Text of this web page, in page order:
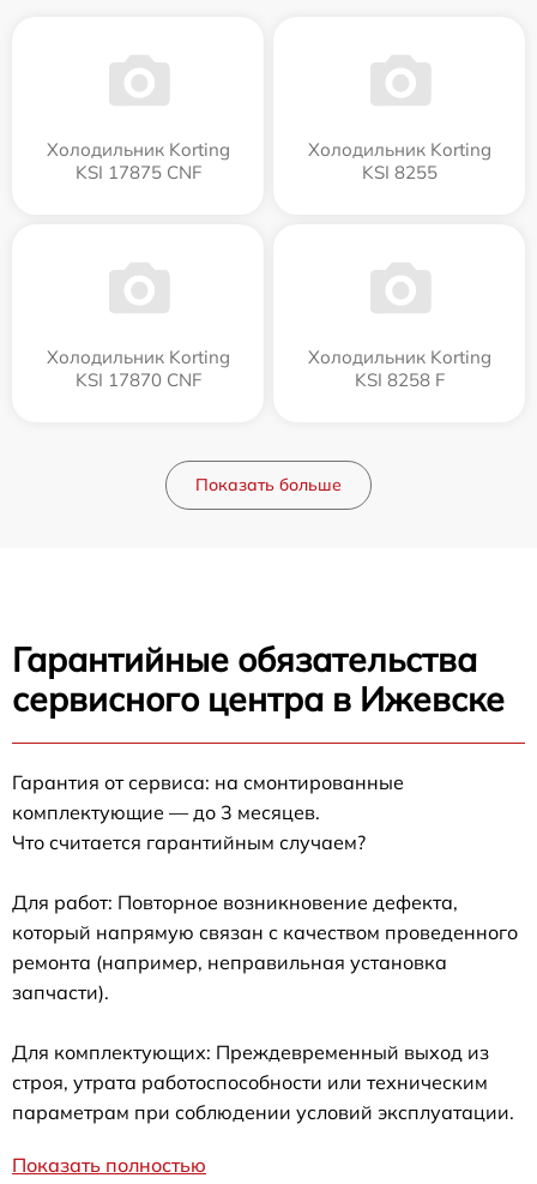
Холодильник Korting
KSI 17875 CNF
Холодильник Korting
KSI 8255
Холодильник Korting
KSI 17870 CNF
Холодильник Korting
KSI 8258 F
Показать больше
Гарантийные обязательства
сервисного центра в Ижевске
Гарантия от сервиса: на смонтированные
комплектующие — до 3 месяцев.
Что считается гарантийным случаем?
Для работ: Повторное возникновение дефекта,
который напрямую связан с качеством проведенного
ремонта (например, неправильная установка
запчасти).
Для комплектующих: Преждевременный выход из
строя, утрата работоспособности или техническим
параметрам при соблюдении условий эксплуатации.
Показать полностью